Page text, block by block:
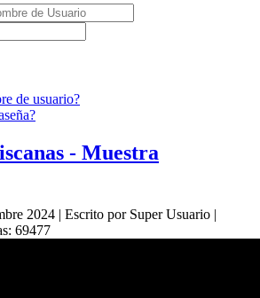
de usuario?
- Muestra
2024 | Escrito por Super Usuario |
69477